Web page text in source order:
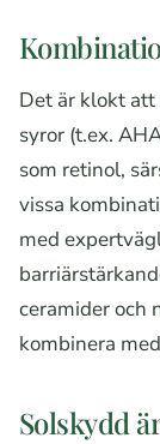
Det är klokt
syror (t.ex.
som retinol,
vissa
med
ceramider och
kombinera
Solskydd